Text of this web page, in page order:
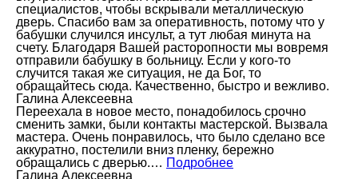
специалистов, чтобы вскрывали металлическую
дверь. Спасибо вам за оперативность, потому что у
бабушки случился инсульт, а тут любая минута на
счету. Благодаря Вашей расторопности мы вовремя
отправили бабушку в больницу. Если у кого-то
случится такая же ситуация, не да Бог, то
обращайтесь сюда. Качественно, быстро и вежливо.
Галина Алексеевна
Переехала в новое место, понадобилось срочно
сменить замки, были контакты мастерской. Вызвала
мастера. Очень понравилось, что было сделано все
аккуратно, постелили вниз пленку, бережно
обращались с дверью.… Подробнее
Галина Алексеевна